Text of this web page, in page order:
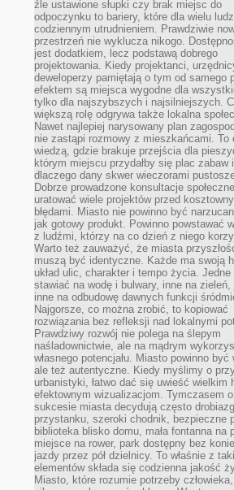
źle ustawione słupki czy brak miejsc do
odpoczynku to bariery, które dla wielu
codziennym utrudnieniem. Prawdziwie
przestrzeń nie wyklucza nikogo.
jest dodatkiem, lecz podstawą dobrego
projektowania. Kiedy projektanci,
deweloperzy pamiętają o tym od samego
efektem są miejsca wygodne dla
tylko dla najszybszych i najsilniejszych.
większą rolę odgrywa także lokalna
Nawet najlepiej narysowany plan
nie zastąpi rozmowy z mieszkańcami. To
wiedzą, gdzie brakuje przejścia dla
którym miejscu przydałby się plac zabaw i
dlaczego dany skwer wieczorami
Dobrze prowadzone konsultacje
uratować wiele projektów przed
błędami. Miasto nie powinno być
jak gotowy produkt. Powinno powstawać
z ludźmi, którzy na co dzień z niego
Warto też zauważyć, że miasta
muszą być identyczne. Każde ma swoją
układ ulic, charakter i tempo życia. Jedne
stawiać na wodę i bulwary, inne na
inne na odbudowę dawnych funkcji
Najgorsze, co można zrobić, to kopiować
rozwiązania bez refleksji nad lokalnymi
Prawdziwy rozwój nie polega na ślepym
naśladownictwie, ale na mądrym
własnego potencjału. Miasto powinno być
ale też autentyczne. Kiedy myślimy o
urbanistyki, łatwo dać się uwieść wielkim
efektownym wizualizacjom. Tymczasem o
sukcesie miasta decydują często
przystanku, szeroki chodnik, bezpieczne
biblioteka blisko domu, mała fontanna na
miejsce na rower, park dostępny bez
jazdy przez pół dzielnicy. To właśnie z
elementów składa się codzienna jakość
Miasto, które rozumie potrzeby